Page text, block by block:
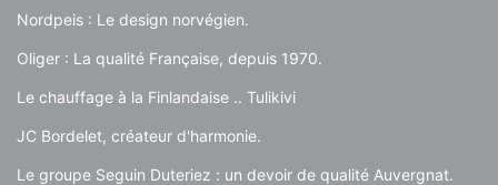
Nordpeis : Le design norvégien.
Oliger : La qualité Française, depuis 1970.
Le chauffage à la Finlandaise .. Tulikivi
JC Bordelet, créateur d'harmonie.
Le groupe Seguin Duteriez : un devoir de qualité Auvergnat.